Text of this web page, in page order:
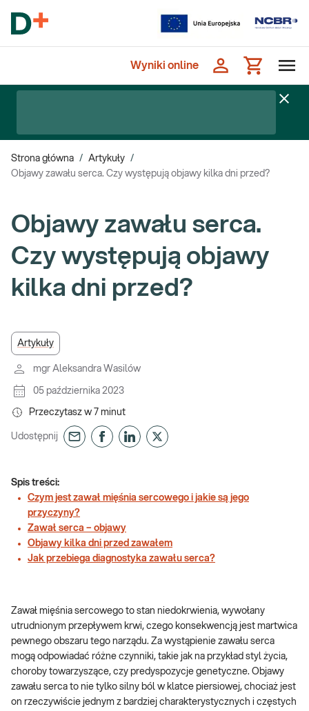
Wyniki online
Strona główna / Artykuły /
Objawy zawału serca. Czy występują objawy kilka dni przed?
Objawy zawału serca.
Czy występują objawy
kilka dni przed?
Artykuły
mgr Aleksandra Wasilów
05 października 2023
Przeczytasz w 7 minut
Udostępnij
Spis treści:
Czym jest zawał mięśnia sercowego i jakie są jego
przyczyny?
Zawał serca – objawy
Objawy kilka dni przed zawałem
Jak przebiega diagnostyka zawału serca?
Zawał mięśnia sercowego to stan niedokrwienia, wywołany
utrudnionym przepływem krwi, czego konsekwencją jest martwica
pewnego obszaru tego narządu. Za wystąpienie zawału serca
mogą odpowiadać różne czynniki, takie jak na przykład styl życia,
choroby towarzyszące, czy predyspozycje genetyczne. Objawy
zawału serca to nie tylko silny ból w klatce piersiowej, chociaż jest
on rzeczywiście jednym z bardziej charakterystycznych i częstych